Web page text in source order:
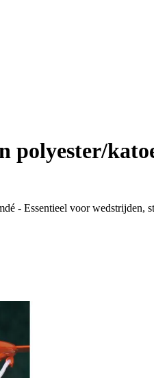
polyester/
- Essentieel voor wedstrijden,